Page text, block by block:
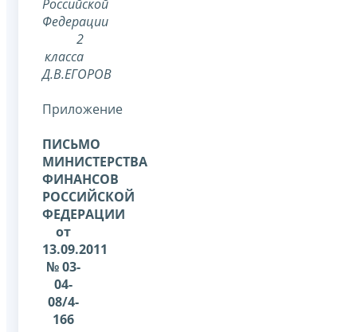
Российской
Федерации
2
класса
Д.В.ЕГОРОВ
Приложение
ПИСЬМО
МИНИСТЕРСТВА
ФИНАНСОВ
РОССИЙСКОЙ
ФЕДЕРАЦИИ
от
13.09.2011
№ 03-
04-
08/4-
166